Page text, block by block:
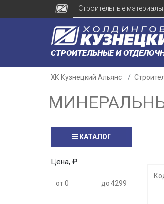
Строительные материалы
СТРОИТЕЛЬНЫЕ И
ХК Кузнецкий Альянс
КАТАЛОГ
Цена, ₽